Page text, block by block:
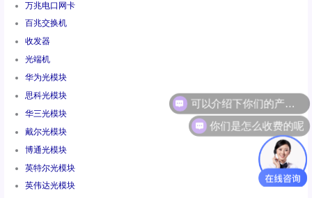
万兆电口网卡
百兆交换机
收发器
光端机
华为光模块
思科光模块
华三光模块
戴尔光模块
博通光模块
英特尔光模块
英伟达光模块
你们是怎么收费的呢